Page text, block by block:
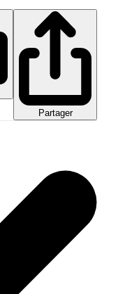
Partager